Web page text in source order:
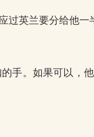
英兰要分给他一
手。如果可以，